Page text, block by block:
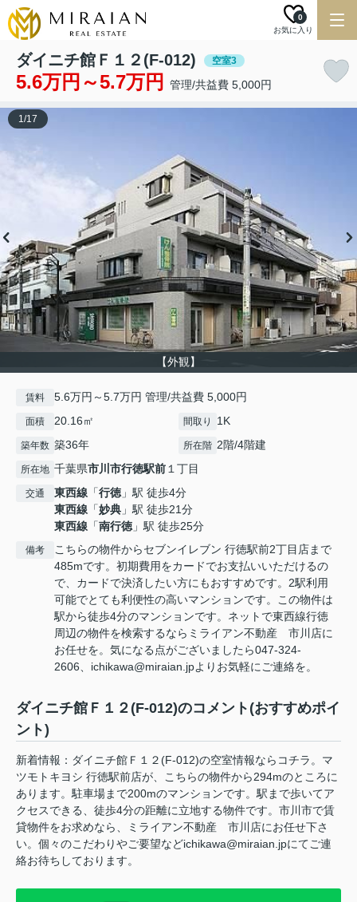
お気に入り
0
ダイニチ館Ｆ１２(F-012) 空室3
5.6万円～5.7万円 管理/共益費 5,000円
【外観】
1/17
賃料 5.6万円～5.7万円 管理/共益費 5,000円
面積 20.16㎡ 間取り 1K
築年数 築36年 所在階 2階/4階建
所在地 千葉県市川市行徳駅前１丁目
交通 東西線 「行徳」駅 徒歩4分
東西線 「妙典 」駅 徒歩21分
東西線 「南行徳」駅 徒歩25分
備考
こちらの物件からセブンイレブン 行徳駅前2丁目店まで
485mです。初期費用をカードでお支払いいただけるの
で、カードで決済したい方にもおすすめです。2駅利用
可能でとても利便性の高いマンションです。この物件は
駅から徒歩4分のマンションです。ネットで東西線行徳
周辺の物件を検索するならミライアン不動産 市川店に
お任せを。気になる点がございましたら047-324-
2606、ichikawa@miraian.jpよりお気軽にご連絡を。
ダイニチ館Ｆ１２(F-012)のコメント(おすすめポイ
ント)
新着情報：ダイニチ館Ｆ１２(F-012)の空室情報ならコチラ。マ
ツモトキヨシ 行徳駅前店が、こちらの物件から294mのところに
あります。駐車場まで200mのマンションです。駅まで歩いてア
クセスできる、徒歩4分の距離に立地する物件です。市川市で賃
貸物件をお求めなら、ミライアン不動産 市川店にお任せ下さ
い。個々のこだわりやご要望などichikawa@miraian.jpにてご連
絡お待ちしております。